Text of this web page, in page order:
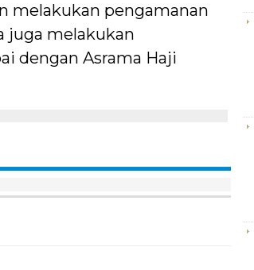
melakukan pengamanan
juga melakukan
dengan Asrama Haji